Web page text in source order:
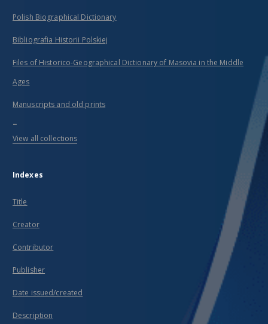
Polish Biographical Dictionary
Bibliografia Historii Polskiej
Files of Historico-Geographical Dictionary of Masovia in the Middle
Ages
Manuscripts and old prints
...
View all collections
Indexes
Title
Creator
Contributor
Publisher
Date issued/created
Description